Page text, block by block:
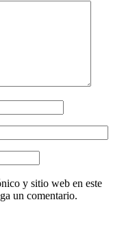
y sitio web en este
un comentario.